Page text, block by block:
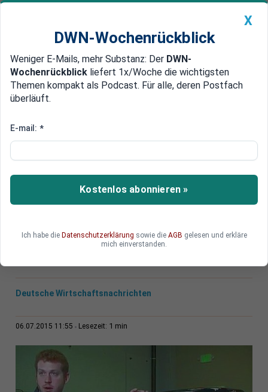
Newsticker MEIN DWN: Geldanlage Premium
Edelmetalle DWN-Magazin China
Für 10.000 Dollar
IT-Tuning: Start-up rüstet
normale Pkw mit Auto-Pilot auf
Ein US-Start-up wandelt gewöhnliche Pkw mit
ausgestattet - dies kostet rund 10.000 Dollar.
Deutsche Wirtschaftsnachrichten
06.07.2015 11:55 Lesezeit: 1 min
X
DWN-Wochenrückblick
Weniger E-Mails, mehr Substanz: Der DWN-
Wochenrückblick liefert 1x/Woche die wichtigsten
Themen kompakt als Podcast. Für alle, deren Postfach
überläuft.
E-mail: *
Kostenlos abonnieren »
Ich habe die Datenschutzerklärung sowie die AGB gelesen und erkläre
mich einverstanden.